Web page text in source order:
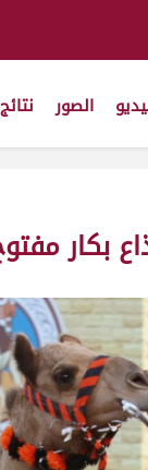
الصور
بكار